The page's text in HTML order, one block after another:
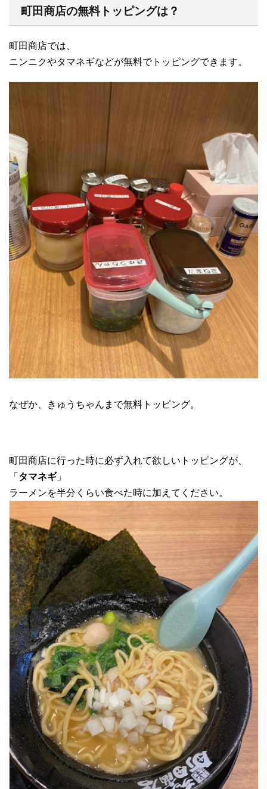
町田商店の無料トッピングは？
町田商店では、
ニンニクやタマネギなどが無料でトッピングできます。
なぜか、きゅうちゃんまで無料トッピング。
町田商店に行った時に必ず入れて欲しいトッピングが、
「 タマネギ」
ラーメンを半分くらい食べた時に加えてください。